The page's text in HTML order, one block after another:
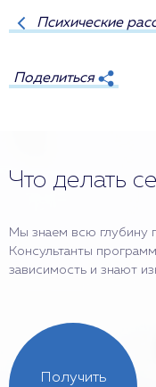
Психические
Поделиться
Что делать
Мы знаем всю глубину
Консультанты
зависимость и знают
Получить